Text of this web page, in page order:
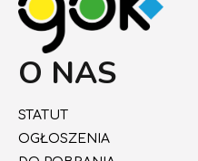
O NAS
STATUT
OGŁOSZENIA